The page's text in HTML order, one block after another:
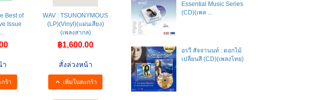
Best of
Issue
า
ร้า
WAV : TSUNONYMOUS
(LP)(Vinyl)(แผ่นเสียง)
(เพลงสากล)
฿1,600.00
สั่งล่วงหน้า
เพิ่มในตะกร้า
Essential Music Series
(CD)(เพล ...
อรวี สัจจานนท์ : ดอกไม้
เปลี่ยนสี (CD)(เพลงไทย)